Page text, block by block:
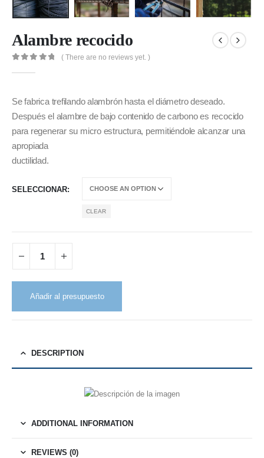
Alambre recocido
( There are no reviews yet. )
Se fabrica trefilando alambrón hasta el diámetro deseado.
Después el alambre de bajo contenido de carbono es recocido
para regenerar su micro estructura, permitiéndole alcanzar una
apropiada
ductilidad.
SELECCIONAR
CLEAR
Añadir al presupuesto
DESCRIPTION
ADDITIONAL INFORMATION
REVIEWS (0)